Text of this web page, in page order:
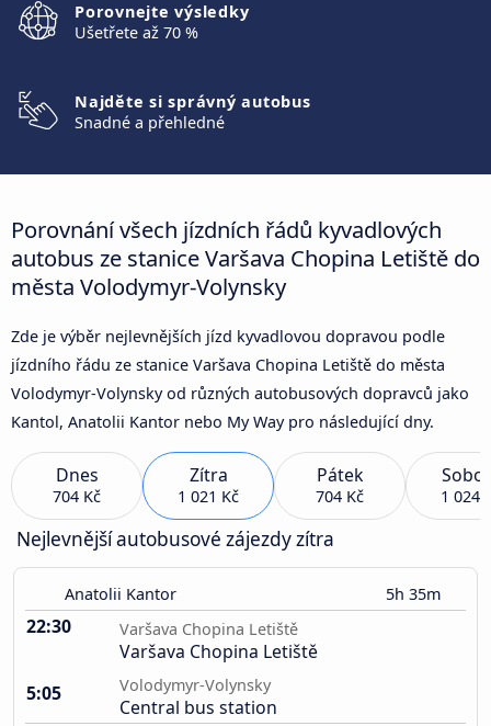
Porovnejte výsledky
Ušetřete až 70 %
Najděte si správný autobus
Snadné a přehledné
Porovnání všech jízdních řádů kyvadlových
autobus ze stanice Varšava Chopina Letiště do
města Volodymyr-Volynsky
Zde je výběr nejlevnějších jízd kyvadlovou dopravou podle
jízdního řádu ze stanice Varšava Chopina Letiště do města
Volodymyr-Volynsky od různých autobusových dopravců jako
Kantol, Anatolii Kantor nebo My Way pro následující dny.
Dnes
704 Kč
Zítra
1 021 Kč
Pátek
704 Kč 1 024
Nejlevnější autobusové zájezdy zítra
Anatolii Kantor 5h 35m
22:30 Varšava Chopina Letiště
Varšava Chopina Letiště
5:05
Volodymyr-Volynsky
Central bus station